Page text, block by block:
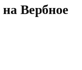
Вербное